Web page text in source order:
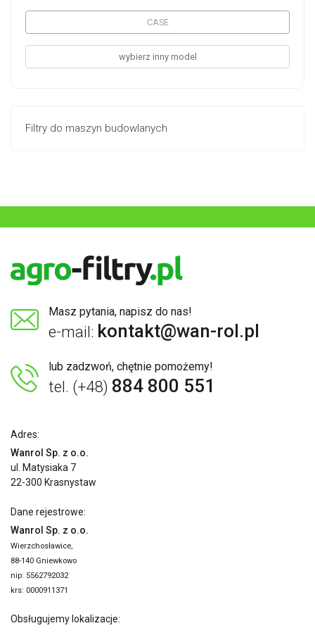
CASE
wybierz inny model
Filtry do maszyn budowlanych
Masz pytania, napisz do nas!
e-mail: kontakt@wan-rol.pl
lub zadzwoń, chętnie pomożemy!
tel. (+48) 884 800 551
Adres:
Wanrol Sp. z o.o.
ul. Matysiaka 7
22-300 Krasnystaw
Dane rejestrowe:
Wanrol Sp. z o.o.
Wierzchosławice,
88-140 Gniewkowo
nip: 5562792032
krs: 0000911371
Obsługujemy lokalizacje: